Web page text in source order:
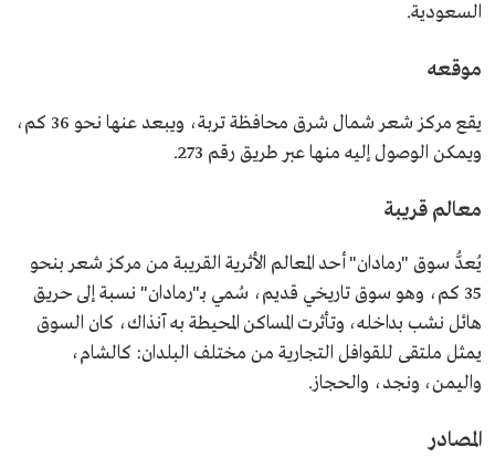
السعودية.
موقعه
يقع مركز شعر شمال شرق محافظة تربة، ويبعد عنها نحو 36 كم،
ويمكن الوصول إليه منها عبر طريق رقم 273.
معالم قريبة
يُعدُّ سوق "رمادان" أحد المعالم الأثرية القريبة من مركز شعر بنحو
35 كم، وهو سوق تاريخي قديم، سُمي بـ"رمادان" نسبة إلى حريق
هائل نشب بداخله، وتأثرت المساكن المحيطة به آنذاك، كان السوق
يمثل ملتقى للقوافل التجارية من مختلف البلدان: كالشام،
واليمن، ونجد، والحجاز.
المصادر